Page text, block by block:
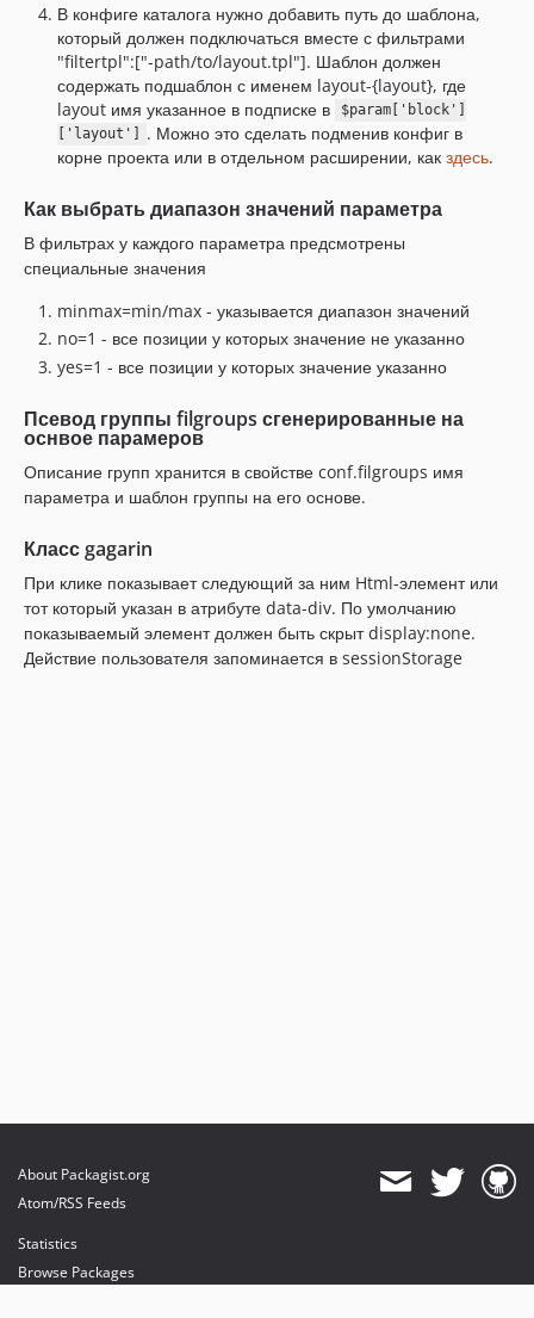
В конфиге каталога нужно добавить путь до шаблона,
который должен подключаться вместе с фильтрами
"filtertpl":["-path/to/layout.tpl"]. Шаблон должен
содержать подшаблон с именем layout-{layout}, где
layout имя указанное в подписке в
$param['block']
['layout']
. Можно это сделать подменив конфиг в
корне проекта или в отдельном расширении, как здесь.
Как выбрать диапазон значений параметра
В фильтрах у каждого параметра предсмотрены
специальные значения
minmax=min/max - указывается диапазон значений
no=1 - все позиции у которых значение не указанно
yes=1 - все позиции у которых значение указанно
Псевод группы filgroups сгенерированные на
оснвое парамеров
Описание групп хранится в свойстве conf.filgroups имя
параметра и шаблон группы на его основе.
Класс gagarin
При клике показывает следующий за ним Html-элемент или
тот который указан в атрибуте data-div. По умолчанию
показываемый элемент должен быть скрыт display:none.
Действие пользователя запоминается в sessionStorage
About Packagist.org
Atom/RSS Feeds
Statistics
Browse Packages